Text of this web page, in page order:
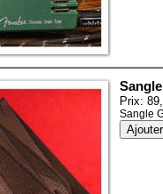
Prix:
Sangle